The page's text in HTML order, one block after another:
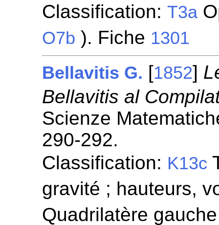
Classification:T3a
O7b ). Fiche 1301
Bellavitis G. [1852]
Bellavitis al
Scienze
290-292.
Classification: K13c
gravité ; hauteurs,
Quadrilatère